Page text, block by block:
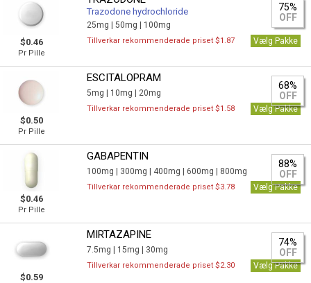
$0.46
Pr Pille
Trazodone hydrochloride
25mg |50mg | 100mg
75%
OFF
Tillverkar rekommenderade priset $1.87 Vælg Pakke
$0.50
Pr Pille
ESCITALOPRAM
5mg | 10mg | 20mg
68%
OFF
Tillverkar rekommenderade priset $1.58 Vælg Pakke
$0.46
Pr Pille
GABAPENTIN
100mg | 300mg | 400mg | 600mg | 800mg
88%
OFF
Tillverkar rekommenderade priset $3.78 Vælg Pakke
$0.59
MIRTAZAPINE
7.5mg | 15mg | 30mg
74%
OFF
Tillverkar rekommenderade priset $2.30 Vælg Pakke